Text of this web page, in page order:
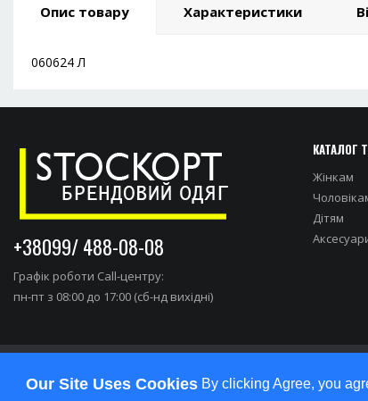
Our Site Uses Cookies By clicking Agree, you
Опис товару Характеристики
060624 Л
+38099/ 488-08-08
Графік роботи Call-центру:
пн-пт з 08:00 до 17:00 (сб-нд вихідні)
КАТАЛОГ
Жінкам
Дітям
студия разработки сайтов